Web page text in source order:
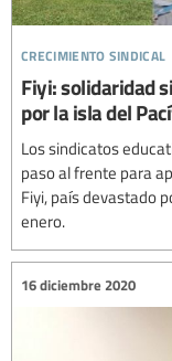
crecimiento sindical
Fiyi: solidaridad
por la isla del
Los sindicatos
paso al frente para
Fiyi, país devastado
enero.
16 diciembre 2020